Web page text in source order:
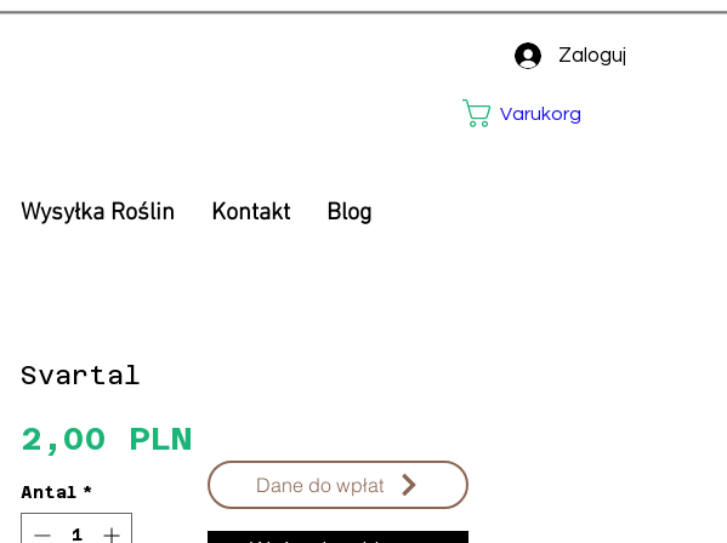
Zaloguj
Varukorg
Wysyłka Roślin Kontakt Blog
Svartal
2,00 PLN
Antal * Dane do wpłat